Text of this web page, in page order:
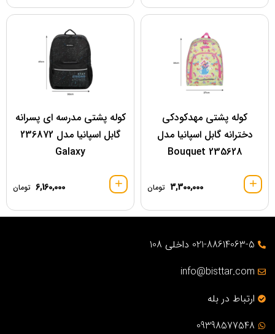
کوله پشتی مهدکودکی
دخترانه گابل اسپانیا مدل
Bouquet 235628
3,300,000 تومان
کوله پشتی مدرسه ای پسرانه
گابل اسپانیا مدل 236872
Galaxy
6,160,000 تومان
021-88614063-5 داخلی 108
info@bisttar.com
ارتباط در بله
09398577548